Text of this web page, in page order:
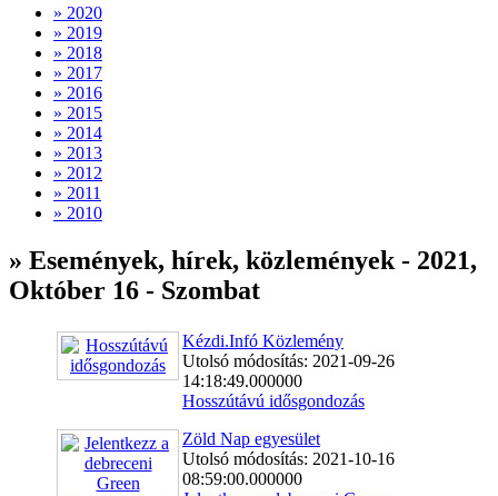
» 2020
» 2019
» 2018
» 2017
» 2016
» 2015
» 2014
» 2013
» 2012
» 2011
» 2010
» Események, hírek, közlemények - 2021,
Október 16 - Szombat
Kézdi.Infó Közlemény
Utolsó módosítás: 2021-09-26
14:18:49.000000
Hosszútávú idősgondozás
Zöld Nap egyesület
Utolsó módosítás: 2021-10-16
08:59:00.000000